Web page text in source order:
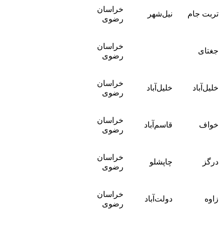
تربت جام نیل‌شهر
خراسان
رضوی
جغتای
خراسان
رضوی
خلیل‌آباد خلیل‌آباد
خراسان
رضوی
خواف قاسم‌آباد
خراسان
رضوی
درگز چاپشلو
خراسان
رضوی
زاوه دولت‌آباد
خراسان
رضوی